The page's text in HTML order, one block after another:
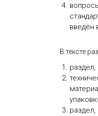
введён
В тексте